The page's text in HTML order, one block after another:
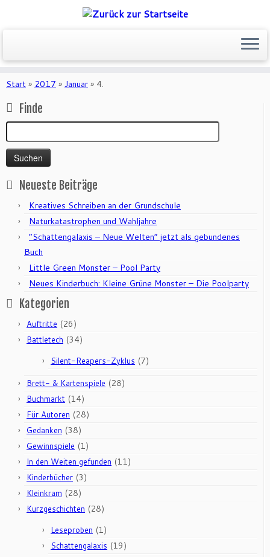
Inhalt
Start » 2017 » Januar » 4.
Finde
Suchen
nach:
Neueste Beiträge
Kreatives Schreiben an der Grundschule
Naturkatastrophen und Wahljahre
“Schattengalaxis – Neue Welten” jetzt als gebundenes
Buch
Little Green Monster – Pool Party
Neues Kinderbuch: Kleine Grüne Monster – Die Poolparty
Kategorien
Auftritte (26)
Battletech (34)
Silent-Reapers-Zyklus (7)
Brett- & Kartenspiele (28)
Buchmarkt (14)
Für Autoren (28)
Gedanken (38)
Gewinnspiele (1)
In den Weiten gefunden (11)
Kinderbücher (3)
Kleinkram (28)
Kurzgeschichten (28)
Leseproben (1)
Schattengalaxis (19)